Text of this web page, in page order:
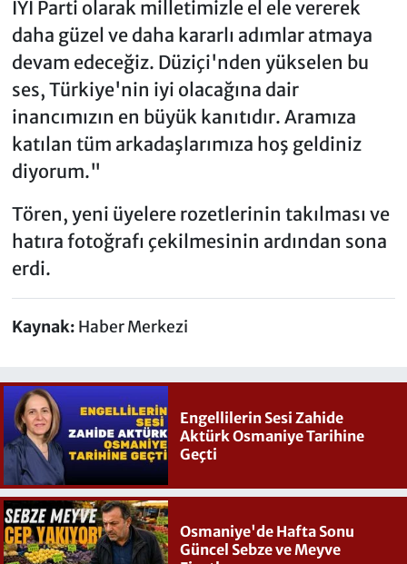
İYİ Parti olarak milletimizle el ele vererek
daha güzel ve daha kararlı adımlar atmaya
devam edeceğiz. Düziçi'nden yükselen bu
ses, Türkiye'nin iyi olacağına dair
inancımızın en büyük kanıtıdır. Aramıza
katılan tüm arkadaşlarımıza hoş geldiniz
diyorum."
Tören, yeni üyelere rozetlerinin takılması ve
hatıra fotoğrafı çekilmesinin ardından sona
erdi.
Kaynak: Haber Merkezi
Engellilerin Sesi Zahide
Aktürk Osmaniye Tarihine
Geçti
Osmaniye'de Hafta Sonu
Güncel Sebze ve Meyve